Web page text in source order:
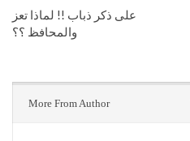
على ذكر ذباب !! لماذا تعز
والمحافظ ؟؟
More From Author